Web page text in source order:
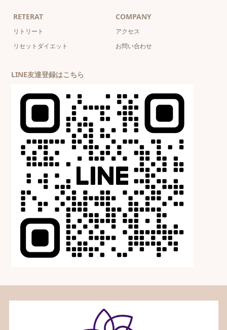
RETERAT
リトリート
リセットダイエット
COMPANY
アクセス
お問い合わせ
LINE友達登録はこちら